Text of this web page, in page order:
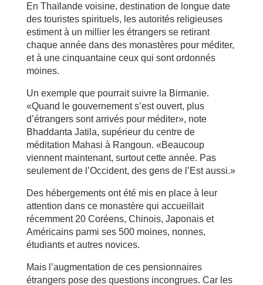
En Thaïlande voisine, destination de longue date
des touristes spirituels, les autorités religieuses
estiment à un millier les étrangers se retirant
chaque année dans des monastères pour méditer,
et à une cinquantaine ceux qui sont ordonnés
moines.
Un exemple que pourrait suivre la Birmanie.
«Quand le gouvernement s’est ouvert, plus
d’étrangers sont arrivés pour méditer», note
Bhaddanta Jatila, supérieur du centre de
méditation Mahasi à Rangoun. «Beaucoup
viennent maintenant, surtout cette année. Pas
seulement de l’Occident, des gens de l’Est aussi.»
Des hébergements ont été mis en place à leur
attention dans ce monastère qui accueillait
récemment 20 Coréens, Chinois, Japonais et
Américains parmi ses 500 moines, nonnes,
étudiants et autres novices.
Mais l’augmentation de ces pensionnaires
étrangers pose des questions incongrues. Car les